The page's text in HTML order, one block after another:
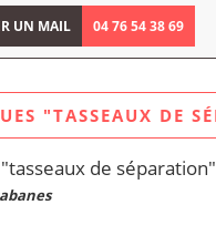
UN MAIL 04 76 54 38 69
"TASSEAUX DE
de